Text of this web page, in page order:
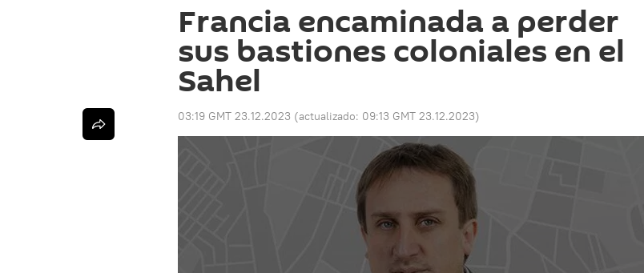
Francia encaminada a perder
sus bastiones coloniales en el
Sahel
03:19 GMT 23.12.2023 (actualizado: 09:13 GMT 23.12.2023)